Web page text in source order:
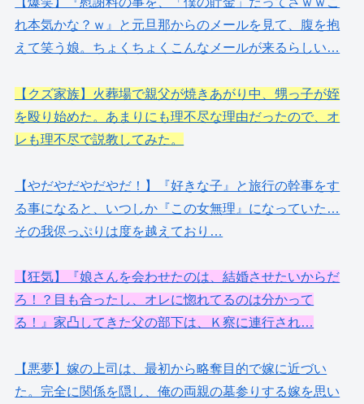
れ本気かな？ｗ』と元旦那からのメールを見て、腹を抱
えて笑う娘。ちょくちょくこんなメールが来るらしい…
【クズ家族】火葬場で親父が焼きあがり中、甥っ子が姪
を殴り始めた。あまりにも理不尽な理由だったので、オ
レも理不尽で説教してみた。
【やだやだやだやだ！】『好きな子』と旅行の幹事をす
る事になると、いつしか『この女無理』になっていた…
その我侭っぷりは度を越えており…
【狂気】『娘さんを会わせたのは、結婚させたいからだ
ろ！？目も合ったし、オレに惚れてるのは分かって
る！』家凸してきた父の部下は、Ｋ察に連行され…
【悪夢】嫁の上司は、最初から略奪目的で嫁に近づい
た。完全に関係を隠し、俺の両親の墓参りする嫁を思い